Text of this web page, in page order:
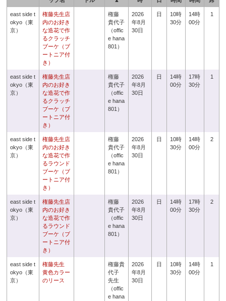
east side t
okyo（東
京）
権藤先生店
内のお好き
な造花で作
るクラッチ
ブーケ（ブ
ートニア付
き）
権藤
貴代子
（offic
e hana
801）
2026
年8月
30日
日
10時
30分
14時
00分
1
east side t
okyo（東
京）
権藤先生店
内のお好き
な造花で作
るクラッチ
ブーケ（ブ
ートニア付
き）
権藤
貴代子
（offic
e hana
801）
2026
年8月
30日
日
14時
00分
17時
30分
1
east side t
okyo（東
京）
権藤先生店
内のお好き
な造花で作
るラウンド
ブーケ（ブ
ートニア付
き）
権藤
貴代子
（offic
e hana
801）
2026
年8月
30日
日
10時
30分
14時
00分
2
east side t
okyo（東
京）
権藤先生店
内のお好き
な造花で作
るラウンド
ブーケ（ブ
ートニア付
き）
権藤
貴代子
（offic
e hana
801）
2026
年8月
30日
日
14時
00分
17時
30分
2
east side t
okyo（東
京）
権藤先生
黄色カラー
のリース
権藤貴
代子
先生
（offic
e hana
2026
年8月
30日
日
10時
30分
14時
00分
1